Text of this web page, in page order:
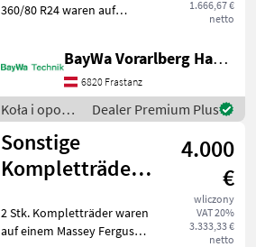
1.666,67 €
netto
360/80 R24 waren auf
Koło bezdętkowe (TL), Typ
konstrukcji: Opony
radialne, Rozmiar koła
(średnica
BayWa Vorarlberg HandelsGmbH BayWa Technik
6820 Frastanz
Koła i opony
/ Sonstige
Dealer Premium Plus
Sonstige
Kompletträder
4.000
€
wliczony
VAT 20%
3.333,33 €
netto
2 Stk. Kompletträder waren
auf einem Massey Ferguson